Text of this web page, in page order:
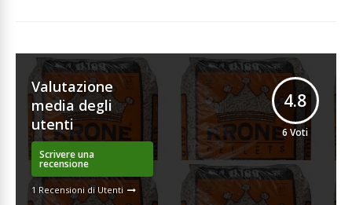
Valutazione
media degli
utenti
Scrivere una
recensione
1 Recensioni di Utenti
4.8
6 Voti